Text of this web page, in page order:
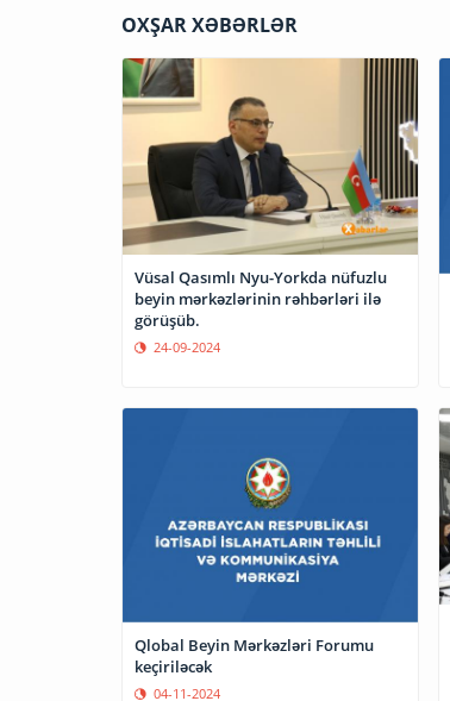
OXŞAR XƏBƏRLƏR
Vüsal Qasımlı Nyu-Yorkda nüfuzlu
beyin mərkəzlərinin rəhbərləri ilə
görüşüb.
24-09-2024
Qlobal Beyin Mərkəzləri Forumu
keçiriləcək
04-11-2024